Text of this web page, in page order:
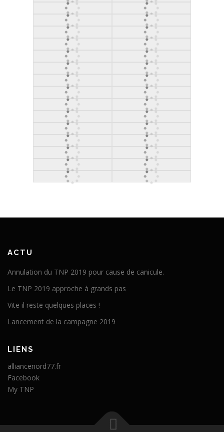
ACTU
Annulation du TNP 2019 pour cause de canicule.
Le TNP 2019 approche à grands pas
Vite il reste quelques places !
Lancement de la campagne 2019
LIENS
alliancenord77.fr
Facebook
My TNP